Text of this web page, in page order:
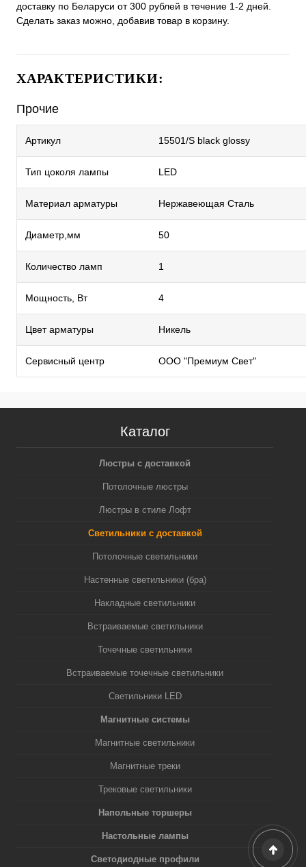
доставку по Беларуси от 300 рублей в течение 1-2 дней.
Сделать заказ можно, добавив товар в корзину.
ХАРАКТЕРИСТИКИ:
Прочие
Артикул 15501/S black glossy
Тип цоколя лампы LED
Материал арматуры Нержавеющая Сталь
Диаметр,мм 50
Количество ламп 1
Мощность, Вт 4
Цвет арматуры Никель
Сервисный центр ООО "Премиум Свет"
Каталог
Люстры с доставкой
Потолочные люстры
Люстры в стиле Лофт
Светильники с доставкой
Потолочные светильники
Настенные светильники (бра)
Накладные светильники
Встраиваемые светильники
Точечные светильники
Встраиваемые точечные светильники
Светильники LED
Магнитные системы
Магнитные светильники
Магнитные треки
Трековые светильники
Напольные торшеры
Настольные лампы
Светодиодные профили